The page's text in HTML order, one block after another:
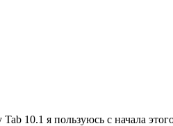
Tab 10.1 я пользуюсь с начала